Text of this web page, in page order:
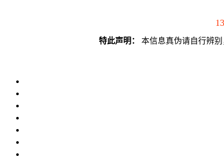
特此声明： 本信息真伪请自行辨